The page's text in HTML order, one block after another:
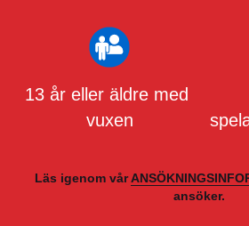
13 år eller äldre med
vuxen
Läs igenom vår
ansöker.